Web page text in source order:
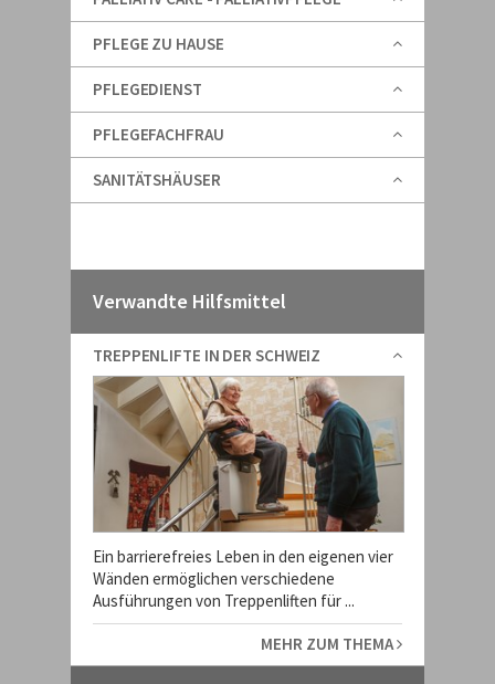
PFLEGE ZU HAUSE
PFLEGEDIENST
PFLEGEFACHFRAU
SANITÄTSHÄUSER
Verwandte Hilfsmittel
TREPPENLIFTE IN DER SCHWEIZ
Ein barrierefreies Leben in den eigenen vier
Wänden ermöglichen verschiedene
Ausführungen von Treppenliften für ...
MEHR ZUM THEMA